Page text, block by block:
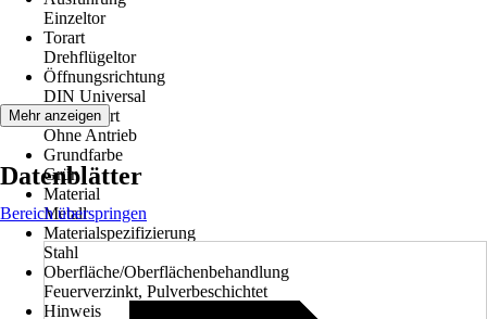
Einzeltor
Torart
Drehflügeltor
Öffnungsrichtung
DIN Universal
Antriebsart
Ohne Antrieb
Grundfarbe
Grün
Material
Metall
Materialspezifizierung
Stahl
Oberfläche/Oberflächenbehandlung
Feuerverzinkt, Pulverbeschichtet
Hinweis
Mehr anzeigen
Datenblätter
Bereich überspringen